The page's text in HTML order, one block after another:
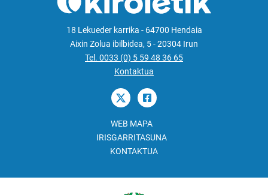
18 Lekueder karrika - 64700 Hendaia
Aixin Zolua ibilbidea, 5 - 20304 Irun
Tel. 0033 (0) 5 59 48 36 65
Kontaktua
WEB MAPA
IRISGARRITASUNA
KONTAKTUA